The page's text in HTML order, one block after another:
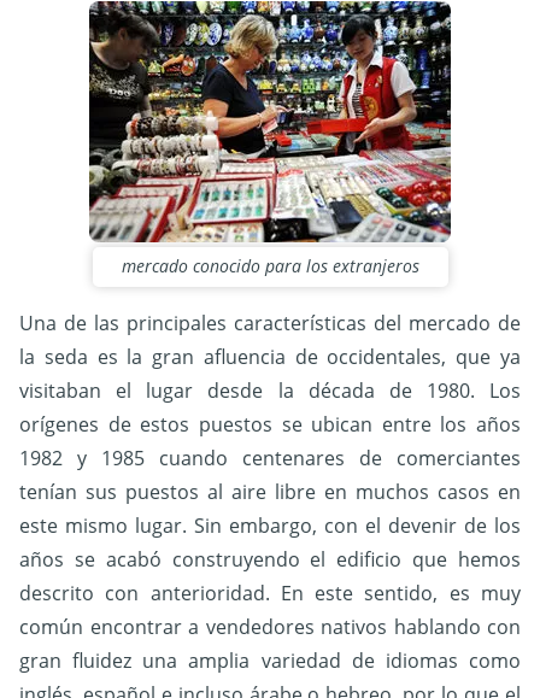
mercado conocido para los extranjeros
Una de las principales características del mercado de
la seda es la gran afluencia de occidentales, que ya
visitaban el lugar desde la década de 1980. Los
orígenes de estos puestos se ubican entre los años
1982 y 1985 cuando centenares de comerciantes
tenían sus puestos al aire libre en muchos casos en
este mismo lugar. Sin embargo, con el devenir de los
años se acabó construyendo el edificio que hemos
descrito con anterioridad. En este sentido, es muy
común encontrar a vendedores nativos hablando con
gran fluidez una amplia variedad de idiomas como